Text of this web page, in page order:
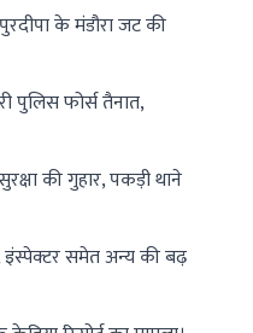
के मंडौरा जट की
पुलिस फोर्स तैनात,
की गुहार, पकड़ी थाने
समेत अन्य की बढ़